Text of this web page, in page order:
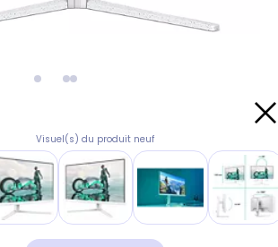
Visuel(s) du produit neuf